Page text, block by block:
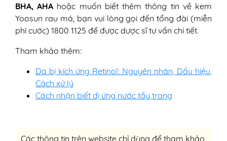
BHA, AHA hoặc muốn biết thêm thông tin về kem
Yoosun rau má, bạn vui lòng gọi đến tổng đài (miễn
phí cước) 1800 1125 để được dược sĩ tư vấn chi tiết.
Tham khảo thêm:
Da bị kích ứng Retinol: Nguyên nhân, Dấu hiệu,
Cách xử lý
Cách nhận biết dị ứng nước tẩy trang
Các thông tin trên website chỉ dùng để tham khảo,